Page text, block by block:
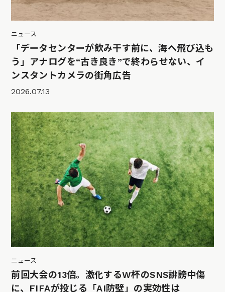
ニュース
「データセンターが飲み干す前に、海へ飛び込も
う」アナログを“古き良き”で終わらせない、イ
ンスタントカメラの街角広告
2026.07.13
ニュース
前回大会の13倍。激化するW杯のSNS誹謗中傷
に、FIFAが投じる「AI防壁」の実効性は